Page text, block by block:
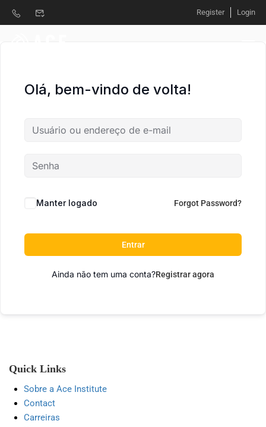
Register Login
Olá, bem-vindo de volta!
Manter logado Forgot Password?
Entrar
Ainda não tem uma conta?Registrar agora
Quick Links
Sobre a Ace Institute
Contact
Carreiras